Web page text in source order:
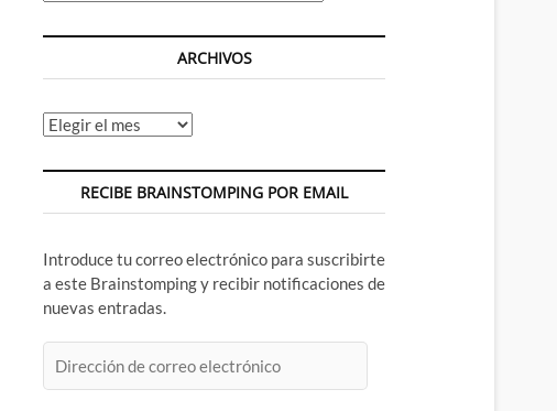
ARCHIVOS
Archivos
RECIBE BRAINSTOMPING POR EMAIL
Introduce tu correo electrónico para suscribirte
a este Brainstomping y recibir notificaciones de
nuevas entradas.
de